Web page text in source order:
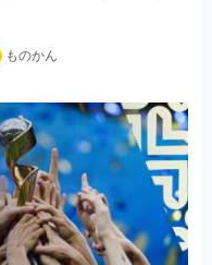
ものかん